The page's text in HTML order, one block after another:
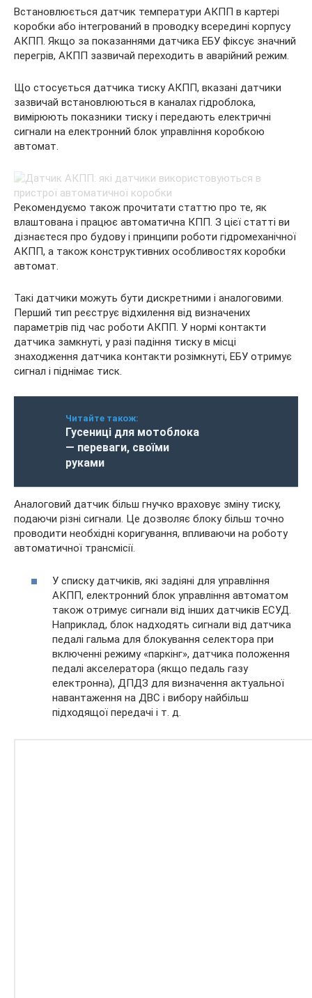
Встановлюється датчик температури АКПП в картері
коробки або інтегрований в проводку всередині корпусу
АКПП. Якщо за показаннями датчика ЕБУ фіксує значний
перегрів, АКПП зазвичай переходить в аварійний режим.
Що стосується датчика тиску АКПП, вказані датчики
зазвичай встановлюються в каналах гідроблока,
вимірюють показники тиску і передають електричні
сигнали на електронний блок управління коробкою
автомат.
Рекомендуємо також прочитати статтю про те, як
влаштована і працює автоматична КПП. З цієї статті ви
дізнаєтеся про будову і принципи роботи гідромеханічної
АКПП, а також конструктивних особливостях коробки
автомат.
Такі датчики можуть бути дискретними і аналоговими.
Перший тип реєструє відхилення від визначених
параметрів під час роботи АКПП. У нормі контакти
датчика замкнуті, у разі падіння тиску в місці
знаходження датчика контакти розімкнуті, ЕБУ отримує
сигнал і піднімає тиск.
Читайте також:
Гусениці для мотоблока
— переваги, своїми
руками
Аналоговий датчик більш гнучко враховує зміну тиску,
подаючи різні сигнали. Це дозволяє блоку більш точно
проводити необхідні коригування, впливаючи на роботу
автоматичної трансмісії.
У списку датчиків, які задіяні для управління
АКПП, електронний блок управління автоматом
також отримує сигнали від інших датчиків ЕСУД.
Наприклад, блок надходять сигнали від датчика
педалі гальма для блокування селектора при
включенні режиму «паркінг», датчика положення
педалі акселератора (якщо педаль газу
електронна), ДПДЗ для визначення актуальної
навантаження на ДВС і вибору найбільш
підходящої передачі і т. д.